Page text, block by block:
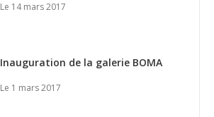
Le 14 mars 2017
Inauguration de la galerie BOMA
Le 1 mars 2017